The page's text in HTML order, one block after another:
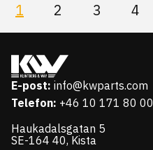
1 2 3 4
E-post: info@kwparts.com
Telefon: +46 10 171 80 00
Haukadalsgatan 5
SE-164 40, Kista